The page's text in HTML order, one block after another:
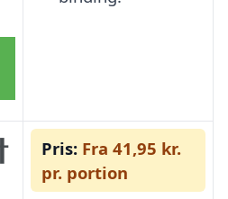
Pris: Fra 41,95 kr.
pr. portion